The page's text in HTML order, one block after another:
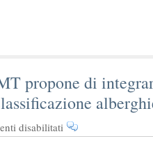
propone di
disabilitati su
Travel